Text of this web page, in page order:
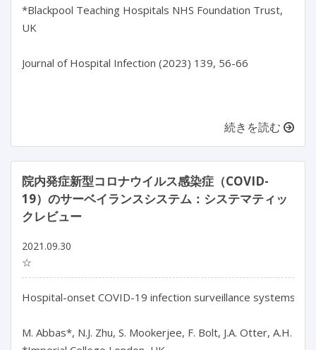
*Blackpool Teaching Hospitals NHS Foundation Trust,
UK
Journal of Hospital Infection (2023) 139, 56-66
続きを読む
院内発症新型コロナウイルス感染症（COVID-
19）のサーベイランスシステム：システマティッ
クレビュー
2021.09.30
☆
Hospital-onset COVID-19 infection surveillance systems: a
M. Abbas*, N.J. Zhu, S. Mookerjee, F. Bolt, J.A. Otter, A.H.